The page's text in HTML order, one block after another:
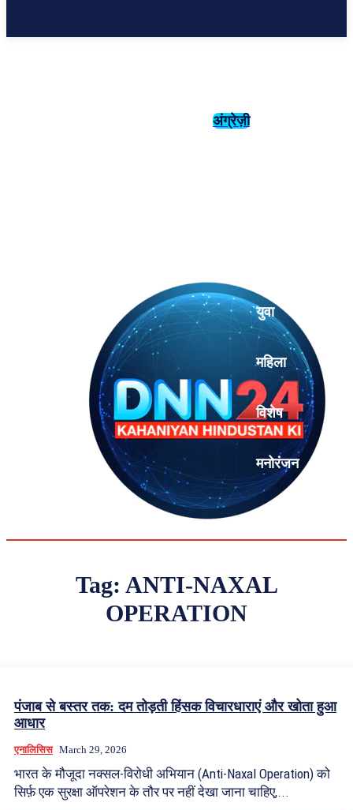
अंग्रेज़ी
युवा
महिला
विशेष
मनोरंजन
Tag: ANTI-NAXAL
OPERATION
पंजाब से बस्तर तक: दम तोड़ती हिंसक विचारधाराएं और खोता हुआ
आधार
एनालिसिस March 29, 2026
भारत के मौजूदा नक्सल-विरोधी अभियान (Anti-Naxal Operation) को
सिर्फ़ एक सुरक्षा ऑपरेशन के तौर पर नहीं देखा जाना चाहिए,...